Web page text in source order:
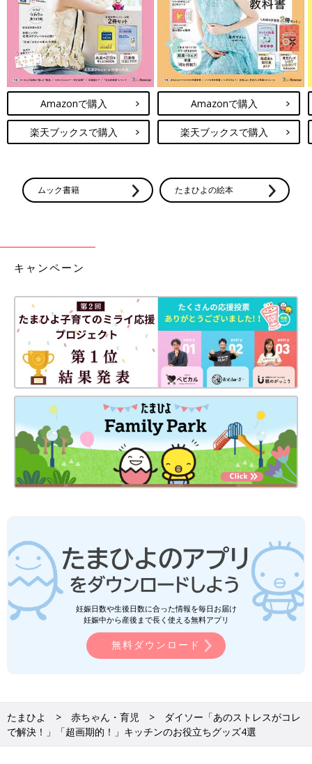
Amazonで購入
楽天ブックスで購入
Amazonで購入
楽天ブックスで購入
ムック書籍 たまひよの絵本
キャンペーン
妊娠日数や生後日数に合った情報を毎日お届け
妊娠中から産後まで長く使える無料アプリ
無料ダウンロード
たまひよ 赤ちゃん・育児
ダイソー「あのストレスがコレ
で解決！」「超画期的！」キッチンのお役立ちグッズ4選